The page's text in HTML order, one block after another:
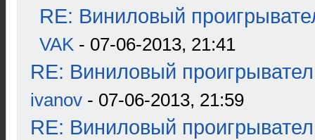
RE: Виниловый
VAK - 07-06-2013, 21:41
RE: Виниловый
ivanov - 07-06-2013, 21:59
RE: Виниловый